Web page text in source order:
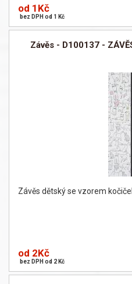
od 1Kč
bez DPH od 1 Kč
Závěs - D100137 -
Závěs dětský se vzorem
od 2Kč
bez DPH od 2 Kč